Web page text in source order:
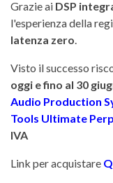
Grazie ai DSP
l'esperienza della
latenza zero
Visto il successo
oggi e fino al 30
Audio Production
Tools Ultimate
IVA
Link per acquistare